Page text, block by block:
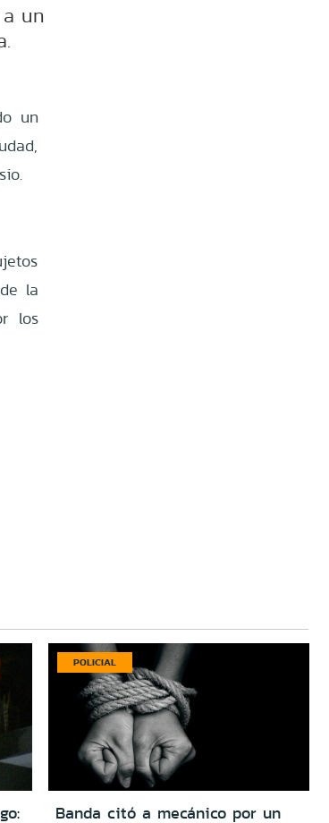
un
un
la
los
POLICIAL
Banda citó a mecánico por un